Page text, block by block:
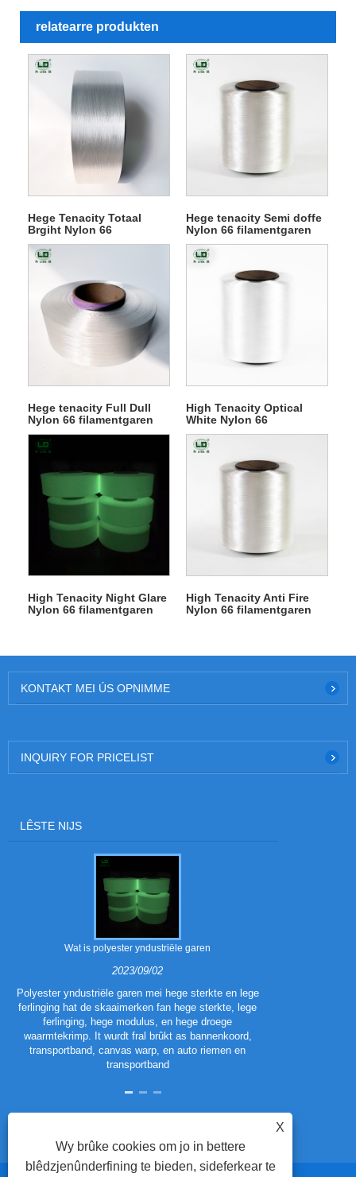
relatearre produkten
Hege Tenacity Totaal
Brgiht Nylon 66
filamentgaren
Hege tenacity Semi doffe
Nylon 66 filamentgaren
Hege tenacity Full Dull
Nylon 66 filamentgaren
High Tenacity Optical
White Nylon 66
filamentgaren
High Tenacity Night Glare
Nylon 66 filamentgaren
High Tenacity Anti Fire
Nylon 66 filamentgaren
KONTAKT MEI ÚS OPNIMME
INQUIRY FOR PRICELIST
LÊSTE NIJS
Wat is polyester yndustriële garen
2023/09/02
Polyester yndustriële garen mei hege sterkte en lege
ferlinging hat de skaaimerken fan hege sterkte, lege
ferlinging, hege modulus, en hege droege
waarmtekrimp. It wurdt fral brûkt as bannenkoord,
transportband, canvas warp, en auto riemen en
transportband
X
Wy brûke cookies om jo in bettere
blêdzjenûnderfining te bieden, sideferkear te